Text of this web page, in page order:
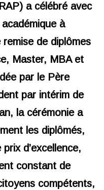
a célébré avec
à
de diplômes
Master, MBA et
par le Père
par intérim de
la cérémonie a
les diplômés,
d’excellence,
constant de
compétents,